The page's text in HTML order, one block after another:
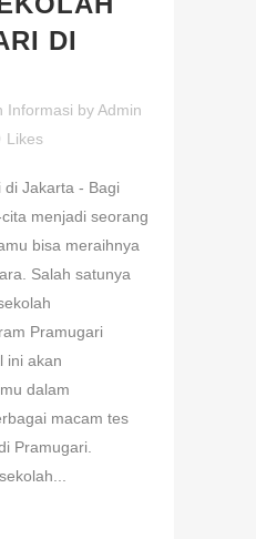
DI
Informasi byAdmin
Likes
di Jakarta - Bagi
menjadi seorang
bisa meraihnya
Salah satunya
Pramugari
ini akan
dalam
macam tes
Pramugari.